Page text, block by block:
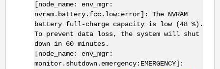
[node_name: env_mgr:
nvram.battery.fcc.low:error]: The NVRAM
battery full-charge capacity is low (48 %).
To prevent data loss, the system will shut
down in 60 minutes.
[node_name: env_mgr:
monitor.shutdown.emergency:EMERGENCY]: